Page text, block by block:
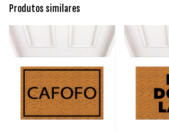
Produtos similares